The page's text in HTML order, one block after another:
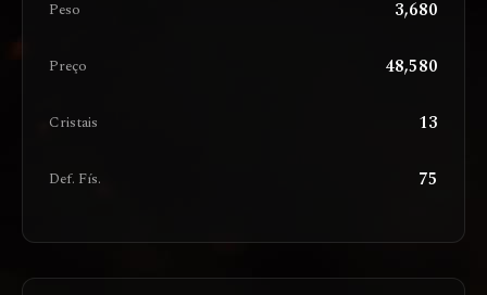
Peso 3,680
Preço 48,580
Cristais 13
Def. Fís. 75